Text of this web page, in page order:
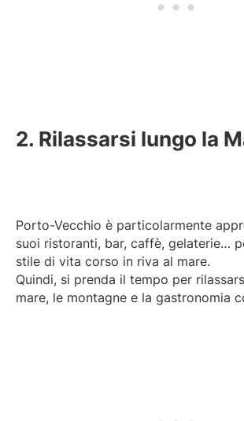
2. Rilassarsi lungo la
Porto-Vecchio è particolarmente
suoi ristoranti, bar, caffè, gelaterie…
stile di vita corso in riva al mare.
Quindi, si prenda il tempo per
mare, le montagne e la gastronomia